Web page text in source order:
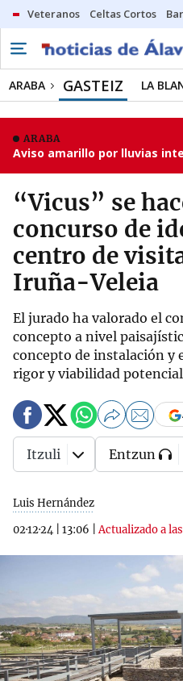
Veteranos Celtas Cortos
ARABA GASTEIZ LA
ARABA
Aviso amarillo por lluvias
“Vicus” se
concurso de
centro de
Iruña-Veleia
El jurado ha valorado el
concepto a nivel
concepto de instalación y
rigor y viabilidad
Luis Hernández
02·12·24
13:06 |Actualizado a
Itzuli Entzun